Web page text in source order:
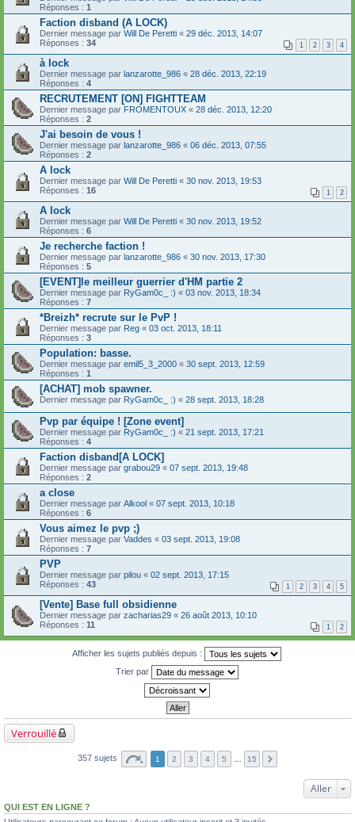
Réponses : 1
Faction disband (A LOCK)
Dernier message par Will De Peretti « 29 déc. 2013, 14:07
Réponses : 34 1 2 3 4
à lock
Dernier message par lanzarotte_986 « 28 déc. 2013, 22:19
Réponses : 4
RECRUTEMENT [ON] FIGHTTEAM
Dernier message par FROMENTOUX « 28 déc. 2013, 12:20
Réponses : 2
J'ai besoin de vous !
Dernier message par lanzarotte_986 « 06 déc. 2013, 07:55
Réponses : 2
A lock
Dernier message par Will De Peretti « 30 nov. 2013, 19:53
Réponses : 16 1 2
A lock
Dernier message par Will De Peretti « 30 nov. 2013, 19:52
Réponses : 6
Je recherche faction !
Dernier message par lanzarotte_986 « 30 nov. 2013, 17:30
Réponses : 5
[EVENT]le meilleur guerrier d'HM partie 2
Dernier message par RyGam0c_ :) « 03 nov. 2013, 18:34
Réponses : 7
*Breizh* recrute sur le PvP !
Dernier message par Reg « 03 oct. 2013, 18:11
Réponses : 3
Population: basse.
Dernier message par emil5_3_2000 « 30 sept. 2013, 12:59
Réponses : 1
[ACHAT] mob spawner.
Dernier message par RyGam0c_ :) « 28 sept. 2013, 18:28
Pvp par équipe ! [Zone event]
Dernier message par RyGam0c_ :) « 21 sept. 2013, 17:21
Réponses : 4
Faction disband[A LOCK]
Dernier message par grabou29 « 07 sept. 2013, 19:48
Réponses : 2
a close
Dernier message par Alkool « 07 sept. 2013, 10:18
Réponses : 6
Vous aimez le pvp ;)
Dernier message par Vaddes « 03 sept. 2013, 19:08
Réponses : 7
PVP
Dernier message par pilou « 02 sept. 2013, 17:15
Réponses : 43 1 2 3 4 5
[Vente] Base full obsidienne
Dernier message par zacharias29 « 26 août 2013, 10:10
Réponses : 11 1 2
Afficher les sujets publiés depuis :
Trier par
Verrouillé
357 sujets 1 2 3 4 5 15
Aller
QUI EST EN LIGNE ?